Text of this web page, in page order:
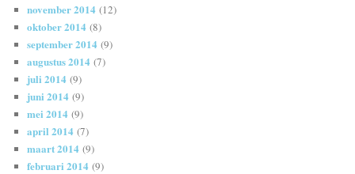
november 2014 (12)
oktober 2014 (8)
september 2014 (9)
augustus 2014 (7)
juli 2014 (9)
juni 2014 (9)
mei 2014 (9)
april 2014 (7)
maart 2014 (9)
februari 2014 (9)